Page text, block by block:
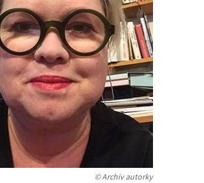
Zahraniční literatura Zdraví a životní styl
Všechny tituly
© Archiv autorky